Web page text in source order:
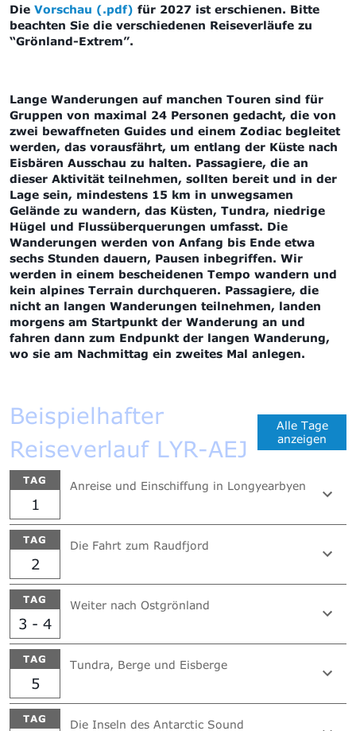
Die Vorschau (.pdf) für 2027 ist erschienen. Bitte
beachten Sie die verschiedenen Reiseverläufe zu
“Grönland-Extrem”.
Lange Wanderungen auf manchen Touren sind für
Gruppen von maximal 24 Personen gedacht, die von
zwei bewaffneten Guides und einem Zodiac begleitet
werden, das vorausfährt, um entlang der Küste nach
Eisbären Ausschau zu halten. Passagiere, die an
dieser Aktivität teilnehmen, sollten bereit und in der
Lage sein, mindestens 15 km in unwegsamen
Gelände zu wandern, das Küsten, Tundra, niedrige
Hügel und Flussüberquerungen umfasst. Die
Wanderungen werden von Anfang bis Ende etwa
sechs Stunden dauern, Pausen inbegriffen. Wir
werden in einem bescheidenen Tempo wandern und
kein alpines Terrain durchqueren. Passagiere, die
nicht an langen Wanderungen teilnehmen, landen
morgens am Startpunkt der Wanderung an und
fahren dann zum Endpunkt der langen Wanderung,
wo sie am Nachmittag ein zweites Mal anlegen.
Beispielhafter
Reiseverlauf LYR-AEJ
Alle Tage
anzeigen
TAG
1
Anreise und Einschiffung in Longyearbyen
TAG
2
Die Fahrt zum Raudfjord
TAG
3 - 4
Weiter nach Ostgrönland
TAG
5
Tundra, Berge und Eisberge
TAG Die Inseln des Antarctic Sound